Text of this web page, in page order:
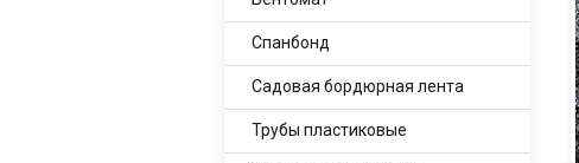
Спанбонд
Садовая бордюрная лента
Трубы пластиковые